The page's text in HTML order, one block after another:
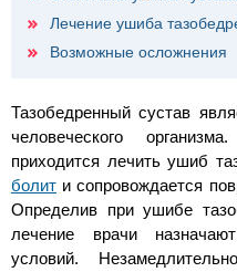
Лечение ушиба
Возможные осложнения
Тазобедренный сустав
человеческого
приходится лечить ушиб
болит и сопровождается
Определив при ушибе
лечение врачи
условий.